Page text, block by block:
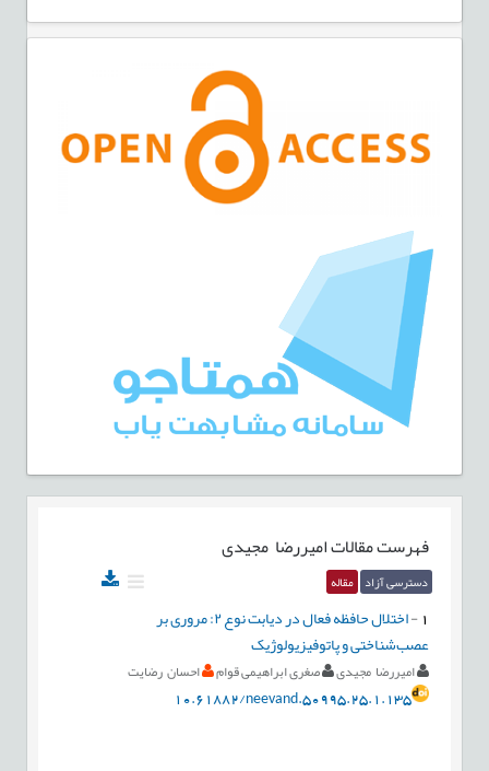
فهرست مقالاتامیررضا مجیدی
دسترسی آزاد مقاله
-
اختلال حافظه فعال در دیابت نوع ۲: مروری بر
عصب‌شناختی و پاتوفیزیولوژیک
امیررضا مجیدی صغری ابراهیمی قوام احسان رضایت
10.61882/neevand.50995.25.1.135